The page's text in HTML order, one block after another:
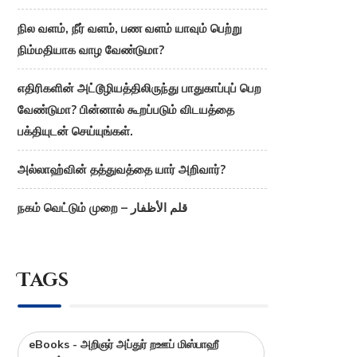
நில வளம், நீர் வளம், பண வளம் யாவும் பெற்று
நிம்மதியாக வாழ வேண்டுமா?
எதிரிகளின் அட்டூழியத்திலிருந்து பாதுகாப்புப் பெற
வேண்டுமா? பின்னால் கூறப்படும் விடயத்தை
பக்தியுடன் செய்யுங்கள்.
அல்லாஹ்வின் தத்துவத்தை யார் அறிவார்?
நகம் வெட்டும் முறை – قلم الأظفار
Tags
eBooks - அறிஞர் அப்துர் றஊப் மிஸ்பாஹீ